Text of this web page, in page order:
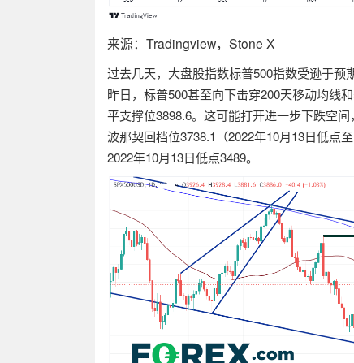
来源： Tradingview， Stone X
过去几天，大盘股指数标普500指数受逊于预
昨日，标普500甚至向下击穿200天移动均线和
平支撑位3898.6。这可能打开进一步下跌空间
波那契回档位3738.1 （2022年10月13日低点至
2022年10月13日低点3489。